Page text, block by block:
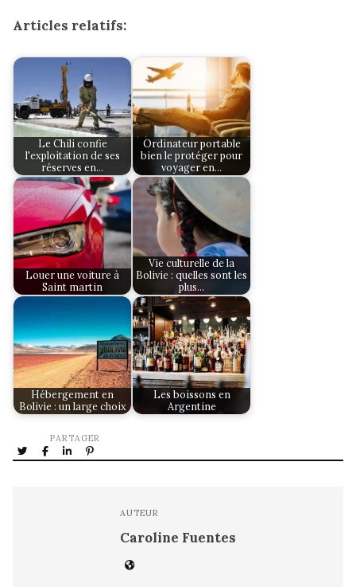
Articles relatifs:
Le Chili confie
l'exploitation de ses
réserves en…
Ordinateur portable
bien le protéger pour
voyager en…
Louer une voiture à
Saint martin
Vie culturelle de la
Bolivie : quelles sont les
plus…
Hébergement en
Bolivie : un large choix
Les boissons en
Argentine
PARTAGER
AUTEUR
Caroline Fuentes